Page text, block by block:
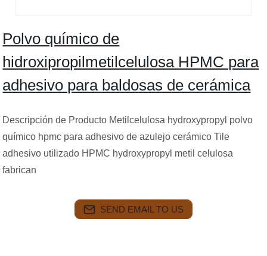
Polvo químico de
hidroxipropilmetilcelulosa HPMC para
adhesivo para baldosas de cerámica
Descripción de Producto Metilcelulosa hydroxypropyl polvo
químico hpmc para adhesivo de azulejo cerámico Tile
adhesivo utilizado HPMC hydroxypropyl metil celulosa
fabrican
SEND EMAIL TO US